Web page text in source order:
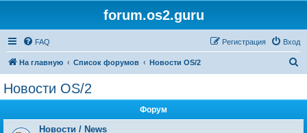
forum.os2.guru
FAQ Вход
Регистрация
На главную Список форумов Новости OS/2
Новости OS/2
Форум
Новости / News